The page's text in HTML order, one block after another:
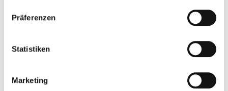
Präferenzen
Statistiken
Marketing